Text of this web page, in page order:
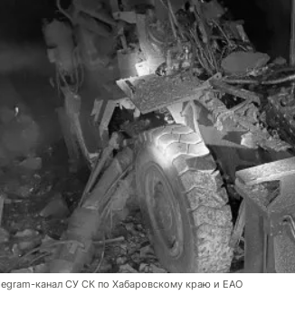
канал СУ СК по Хабаровскому краю и ЕАО